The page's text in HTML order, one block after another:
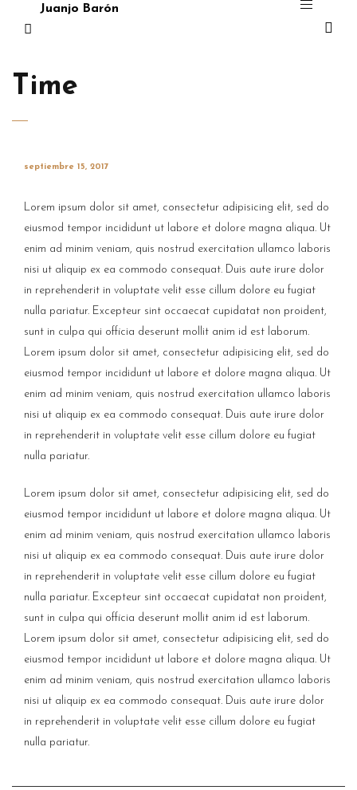
Juanjo Barón
Time
septiembre 15, 2017
Lorem ipsum dolor sit amet, consectetur adipisicing elit, sed do
eiusmod tempor incididunt ut labore et dolore magna aliqua. Ut
enim ad minim veniam, quis nostrud exercitation ullamco laboris
nisi ut aliquip ex ea commodo consequat. Duis aute irure dolor
in reprehenderit in voluptate velit esse cillum dolore eu fugiat
nulla pariatur. Excepteur sint occaecat cupidatat non proident,
sunt in culpa qui officia deserunt mollit anim id est laborum.
Lorem ipsum dolor sit amet, consectetur adipisicing elit, sed do
eiusmod tempor incididunt ut labore et dolore magna aliqua. Ut
enim ad minim veniam, quis nostrud exercitation ullamco laboris
nisi ut aliquip ex ea commodo consequat. Duis aute irure dolor
in reprehenderit in voluptate velit esse cillum dolore eu fugiat
nulla pariatur.
Lorem ipsum dolor sit amet, consectetur adipisicing elit, sed do
eiusmod tempor incididunt ut labore et dolore magna aliqua. Ut
enim ad minim veniam, quis nostrud exercitation ullamco laboris
nisi ut aliquip ex ea commodo consequat. Duis aute irure dolor
in reprehenderit in voluptate velit esse cillum dolore eu fugiat
nulla pariatur. Excepteur sint occaecat cupidatat non proident,
sunt in culpa qui officia deserunt mollit anim id est laborum.
Lorem ipsum dolor sit amet, consectetur adipisicing elit, sed do
eiusmod tempor incididunt ut labore et dolore magna aliqua. Ut
enim ad minim veniam, quis nostrud exercitation ullamco laboris
nisi ut aliquip ex ea commodo consequat. Duis aute irure dolor
in reprehenderit in voluptate velit esse cillum dolore eu fugiat
nulla pariatur.